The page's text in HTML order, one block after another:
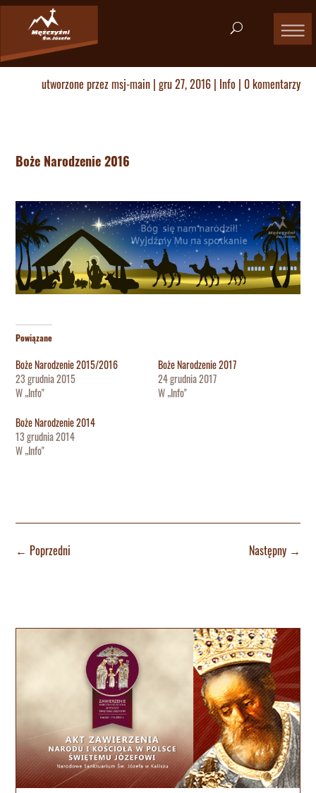
utworzone przezmsj-main| gru 27, 2016| Info | 0 komentarzy
Boże Narodzenie 2016
Powiązane
Boże Narodzenie 2015/2016
23 grudnia 2015
W „Info"
Boże Narodzenie 2017
24 grudnia 2017
W „Info"
Boże Narodzenie 2014
13 grudnia 2014
W „Info"
← Poprzedni Następny→